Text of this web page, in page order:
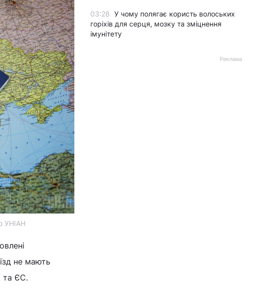
УНІАН
не мають
та ЄС.
03:28 У чому полягає користь волоських
горіхів для серця, мозку та зміцнення
імунітету
Реклама